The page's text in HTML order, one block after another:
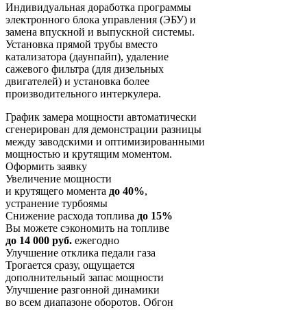
Индивидуальная доработка программы
электронного блока управления (ЭБУ) и
замена впускной и выпускной системы.
Установка прямой трубы вместо
катализатора (даунпайп), удаление
сажевого фильтра (для дизельных
двигателей) и установка более
производительного интеркулера.
График замера мощности автоматически
сгенерирован для демонстрации разницы
между заводскими и оптимизированными
мощностью и крутящим моментом.
Оформить заявку
Увеличение мощности
и крутящего момента до 40%,
устранение турбоямы
Снижение расхода топлива до 15%
Вы можете сэкономить на топливе
до 14 000 руб. ежегодно
Улучшение отклика педали газа
Трогается сразу, ощущается
дополнительный запас мощности
Улучшение разгонной динамики
во всем диапазоне оборотов. Обгон